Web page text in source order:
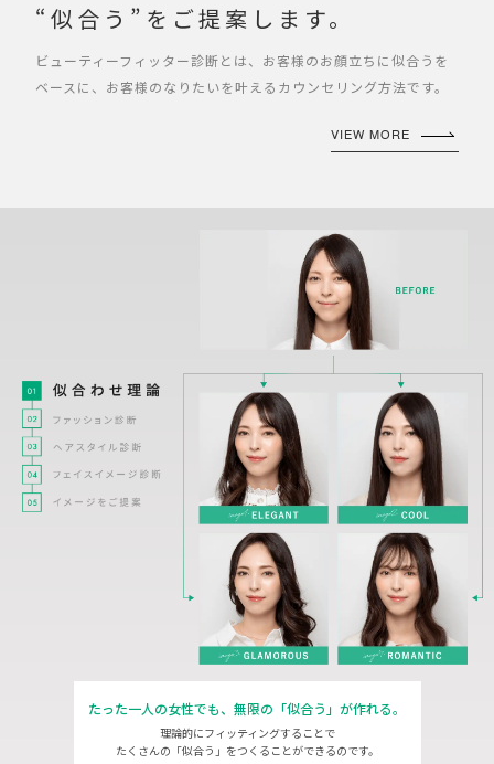
“似合う”をご提案します。
ビューティーフィッター診断とは、お客様のお顔立ちに似合うを
ベースに、お客様のなりたいを叶えるカウンセリング方法です。
VIEW MORE
たった一人の女性でも、 無限の「似合う」が作れる。
理論的にフィッティングすることで
たくさんの「似合う」をつくることができるのです。